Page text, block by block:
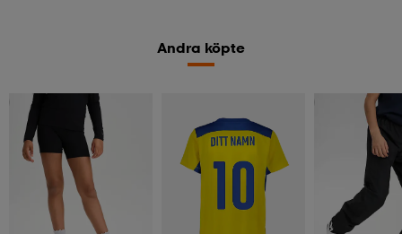
Andra köpte
Member Kampanj -25%